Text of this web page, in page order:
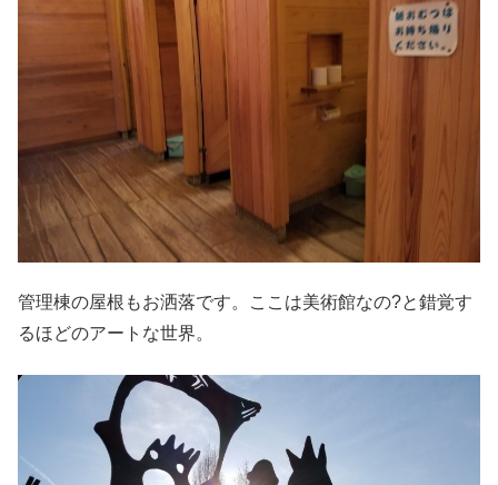
管理棟の屋根もお洒落です。ここは美術館なの?と錯覚す
るほどのアートな世界。